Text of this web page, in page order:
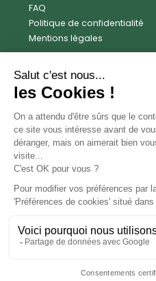
FAQ
Politique de confidentialité
Mentions légales
Avis clients
X